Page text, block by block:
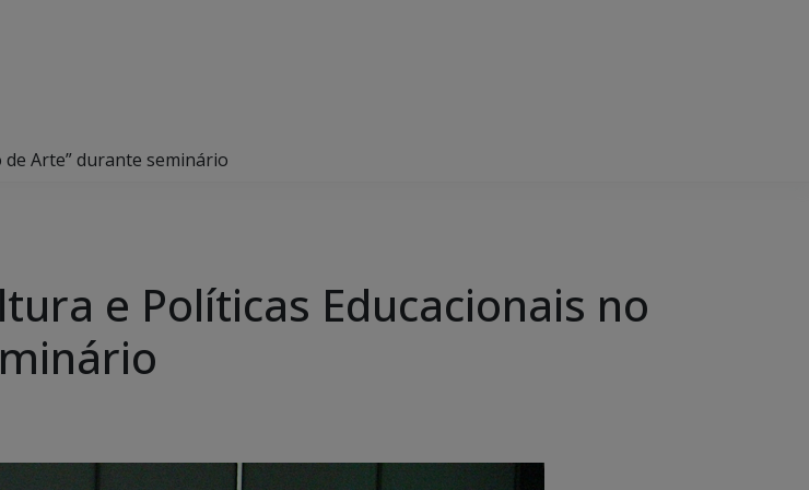
de Arte” durante seminário
e Políticas Educacionais no